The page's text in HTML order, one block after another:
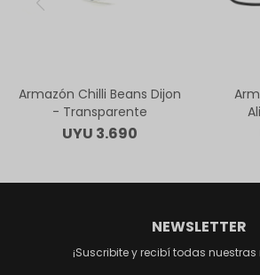
Armazón Chilli Beans Dijon
- Transparente
UYU 3.690
NEWSLETTER
¡Suscribite y recibí todas